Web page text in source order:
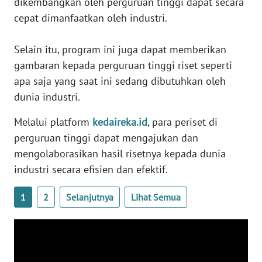
cepat dimanfaatkan oleh industri.
Selain itu, program ini juga dapat memberikan
gambaran kepada perguruan tinggi riset seperti
apa saja yang saat ini sedang dibutuhkan oleh
dunia industri.
Melalui platform kedaireka.id, para periset di
perguruan tinggi dapat mengajukan dan
mengolaborasikan hasil risetnya kepada dunia
industri secara efisien dan efektif.
1 2 Selanjutnya Lihat Semua
WN
WN
SUMBAR
WN
SUMSEL
BENGKULU
WN
LAMPUNG